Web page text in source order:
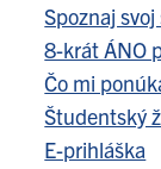
Spoznaj
8-krát ÁNO
Čo mi
Študentský
E-prihláška